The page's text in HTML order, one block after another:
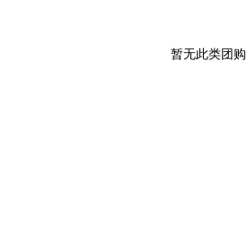
暂无此类团